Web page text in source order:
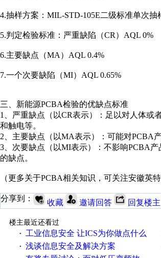
4.抽样方案：MIL-STD-105E二级标准单次抽
5.判定检验标准：严重缺陷（CR）AQL 0%
6.主要缺点（MA）AQL 0.4%
7.一个次要缺陷（MI）AQL 0.65%
三、新能源PCBA检验的优缺点标准
1、严重缺点（以CR表示）：足以对人体或
和触电等。
2、主要缺点（以MA表示）：可能对PCBA
3、次要缺点（以MI表示）：不影响PCBA
的缺点。
（更多关于PCBA相关知识，可关注安徽英
分享到： 收藏 邀请回答 回复楼主
楼主最近还看过
·
工业信息安全 让ICS为你做点什么
· 浅谈信息安全及解决方案